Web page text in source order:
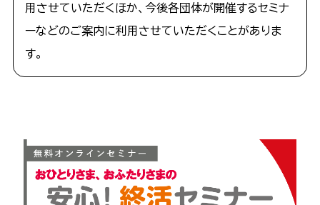
用させていただくほか、今後各団体が開催するセミナ
ーなどのご案内に利用させていただくことがありま
す。